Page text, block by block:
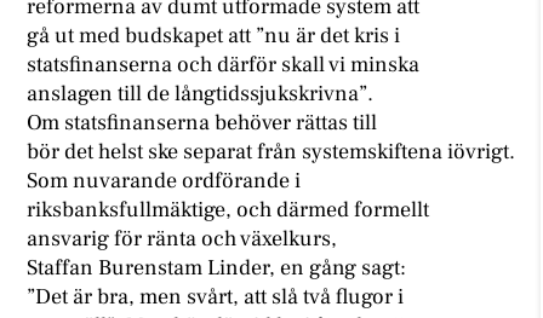
reformerna av dumt utformade system att
gå ut med budskapet att ”nu är det kris i
statsfinanserna och därför skall vi minska
anslagen till de långtidssjukskrivna”.
Om statsfinanserna behöver rättas till
bör det helst ske separat från systemskiftena iövrigt.
Som nuvarande ordförande i
riksbanksfullmäktige, och därmed formellt
ansvarig för ränta och växelkurs,
Staffan Burenstam Linder, en gång sagt:
”Det är bra, men svårt, att slå två flugor i